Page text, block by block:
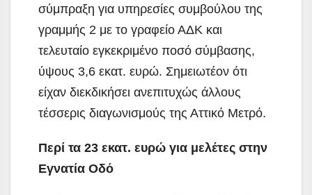
σύμπραξη για υπηρεσίες συμβούλου της
γραμμής 2 με το γραφείο ΑΔΚ και
τελευταίο εγκεκριμένο ποσό σύμβασης,
ύψους 3,6 εκατ. ευρώ. Σημειωτέον ότι
είχαν διεκδικήσει ανεπιτυχώς άλλους
τέσσερις διαγωνισμούς της Αττικό Μετρό.
Περί τα 23 εκατ. ευρώ για μελέτες στην
Εγνατία Οδό